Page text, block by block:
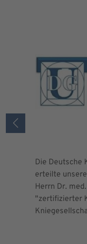
Die Deutsche
erteilte
Herrn Dr.
"zertifizierter